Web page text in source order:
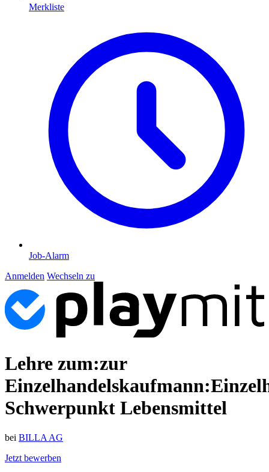
Merkliste
Job-Alarm
Anmelden Wechseln zu
Lehre zum:zur
Schwerpunkt Lebensmittel
bei BILLA AG
Jetzt bewerben